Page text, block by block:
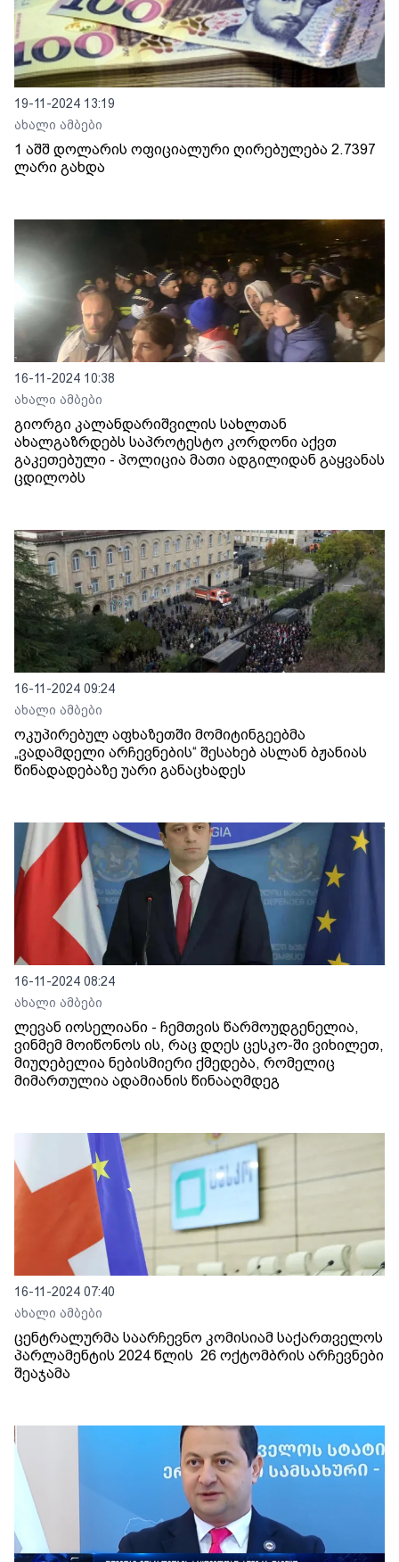
19-11-2024 13:19
ახალი ამბები
1 აშშ დოლარის ოფიციალური ღირებულება 2.7397
ლარი გახდა
16-11-2024 10:38
ახალი ამბები
გიორგი კალანდარიშვილის სახლთან
ახალგაზრდებს საპროტესტო კორდონი აქვთ
გაკეთებული - პოლიცია მათი ადგილიდან გაყვანას
ცდილობს
16-11-2024 09:24
ახალი ამბები
ოკუპირებულ აფხაზეთში მომიტინგეებმა
„ვადამდელი არჩევნების“ შესახებ ასლან ბჟანიას
წინადადებაზე უარი განაცხადეს
16-11-2024 08:24
ახალი ამბები
ლევან იოსელიანი - ჩემთვის წარმოუდგენელია,
ვინმემ მოიწონოს ის, რაც დღეს ცესკო-ში ვიხილეთ,
მიუღებელია ნებისმიერი ქმედება, რომელიც
მიმართულია ადამიანის წინააღმდეგ
16-11-2024 07:40
ახალი ამბები
ცენტრალურმა საარჩევნო კომისიამ საქართველოს
პარლამენტის 2024 წლის 26 ოქტომბრის არჩევნები
შეაჯამა